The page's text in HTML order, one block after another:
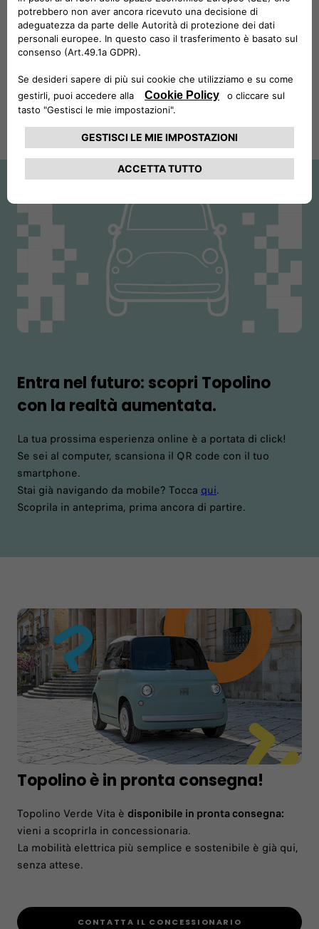
Ispirata ai colori della Riviera, Topolino unisce il blu
intenso del mare al bianco perlato in un’esclusiva
combinazione bicolore. Fresca, leggera e perfetta per
è fatta per vivere ogni viaggio con stile.
SCOPRI DI PIÙ
Entra nel futuro: scopri Topolino
con la realtà aumentata.
La tua prossima esperienza online è a portata di click!
Se sei al computer, scansiona il QR code con il tuo
smartphone.
Stai già navigando da mobile? Tocca qui.
Scoprila in anteprima, prima ancora di partire.
Topolino è in pronta consegna!
Topolino Verde Vita è disponibile in pronta consegna:
vieni a scoprirla in concessionaria.
La mobilità elettrica più semplice e sostenibile è già qui,
senza attese.
CONTATTA IL CONCESSIONARIO